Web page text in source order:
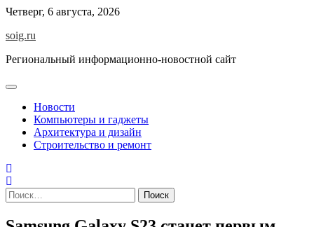
Skip
content
Четверг, 6 августа, 2026
soig.ru
Региональный информационно-новостной сайт
Новости
Компьютеры и гаджеты
Архитектура и дизайн
Строительство и ремонт
Найти: